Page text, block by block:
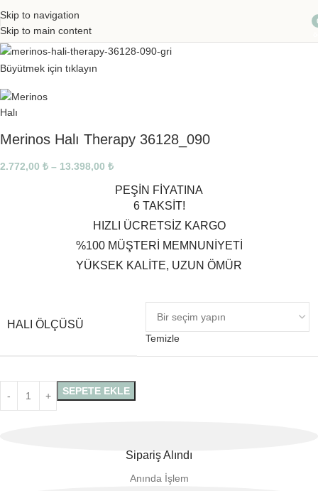
Skip to navigation
Skip to main content
Büyütmek için tıklayın
Merinos Halı Therapy 36128_090
2.772,00 ₺ – 13.398,00 ₺
PEŞİN FİYATINA
6 TAKSİT!
HIZLI ÜCRETSİZ KARGO
%100 MÜŞTERİ MEMNUNİYETİ
YÜKSEK KALİTE, UZUN ÖMÜR
HALI ÖLÇÜSÜ
Temizle
SEPETE EKLE
Sipariş Alındı
Anında İşlem